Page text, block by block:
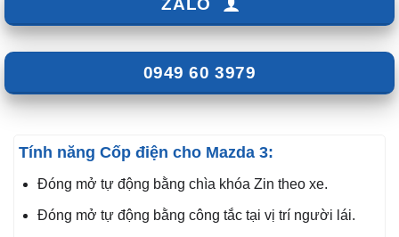
ZALO
0949 60 3979
Tính năng Cốp điện cho Mazda 3:
Đóng mở tự động bằng chìa khóa Zin theo xe.
Đóng mở tự động bằng công tắc tại vị trí người lái.